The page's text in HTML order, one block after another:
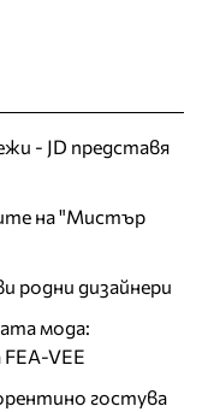
- JD представя
на "Мистър
родни дизайнери
мода:
VEE
гостува